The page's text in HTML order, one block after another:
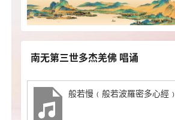
南无第三世多杰羌佛 唱诵
般若慢﹙般若波羅密多心經﹚